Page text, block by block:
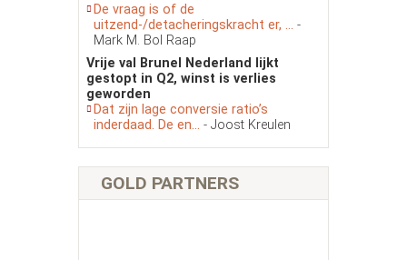
De vraag is of de
uitzend-/detacheringskracht er, ... -
Mark M. Bol Raap
Vrije val Brunel Nederland lijkt
gestopt in Q2, winst is verlies
geworden
Dat zijn lage conversie ratio’s
inderdaad. De en... - Joost Kreulen
GOLD PARTNERS